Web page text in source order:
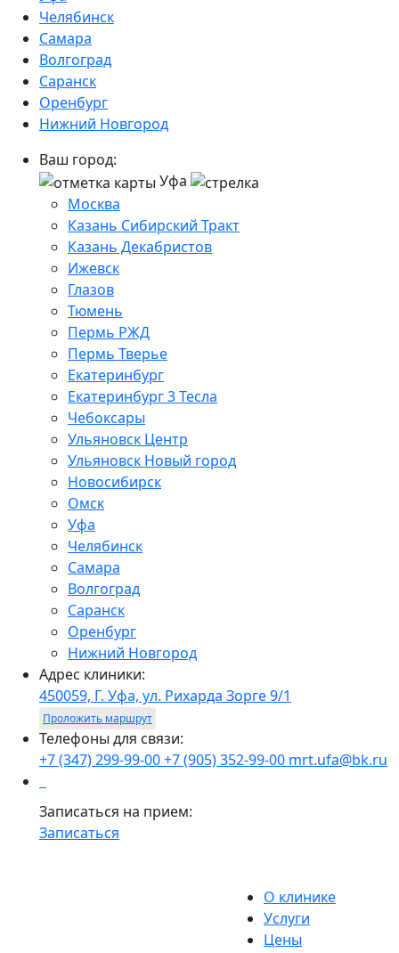
Челябинск
Самара
Волгоград
Саранск
Оренбург
Нижний Новгород
Ваш город:
Уфа
Москва
Казань Сибирский Тракт
Казань Декабристов
Ижевск
Глазов
Тюмень
Пермь РЖД
Пермь Тверье
Екатеринбург
Екатеринбург 3 Тесла
Чебоксары
Ульяновск Центр
Ульяновск Новый город
Новосибирск
Омск
Уфа
Челябинск
Самара
Волгоград
Саранск
Оренбург
Нижний Новгород
Адрес клиники:
450059, Г. Уфа, ул. Рихарда Зорге 9/1
Проложить маршрут
Телефоны для связи:
+7 (347) 299-99-00+7 (905) 352-99-00 mrt.ufa@bk.ru
Записаться на прием:
Записаться
О клинике
Услуги
Цены